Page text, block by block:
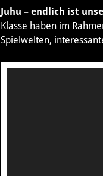
Juhu – endlich ist
Klasse haben im
Spielwelten,